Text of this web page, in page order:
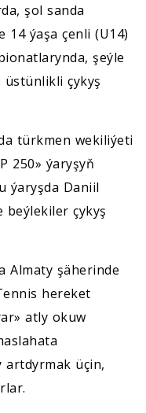
şol sanda
14 ýaşa çenli (U14)
şeýle
üstünlikli çykyş
türkmen wekiliýeti
250» ýaryşyň
ýaryşda Daniil
beýlekiler çykyş
Almaty şäherinde
hereket
atly okuw
üçin,